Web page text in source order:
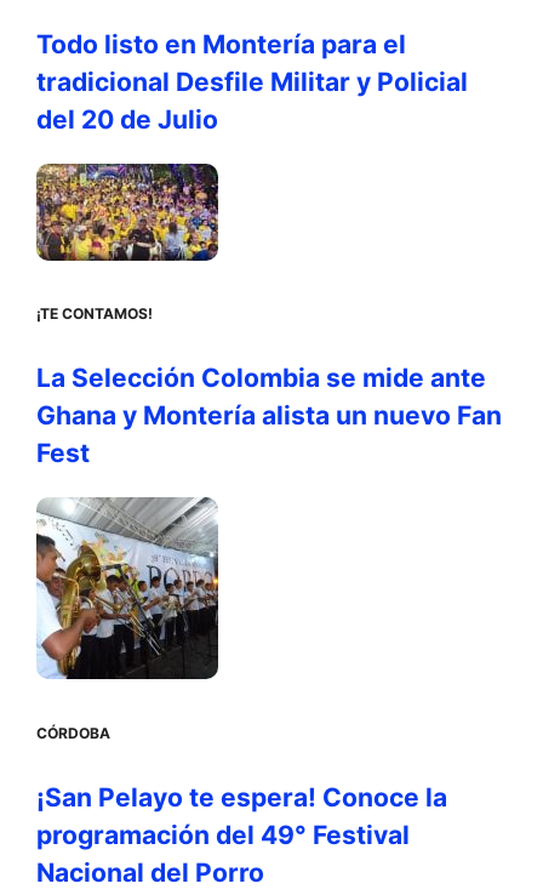
Todo listo en Montería para el
tradicional Desfile Militar y Policial
del 20 de Julio
¡TE CONTAMOS!
La Selección Colombia se mide ante
Ghana y Montería alista un nuevo Fan
Fest
CÓRDOBA
¡San Pelayo te espera! Conoce la
programación del 49° Festival
Nacional del Porro